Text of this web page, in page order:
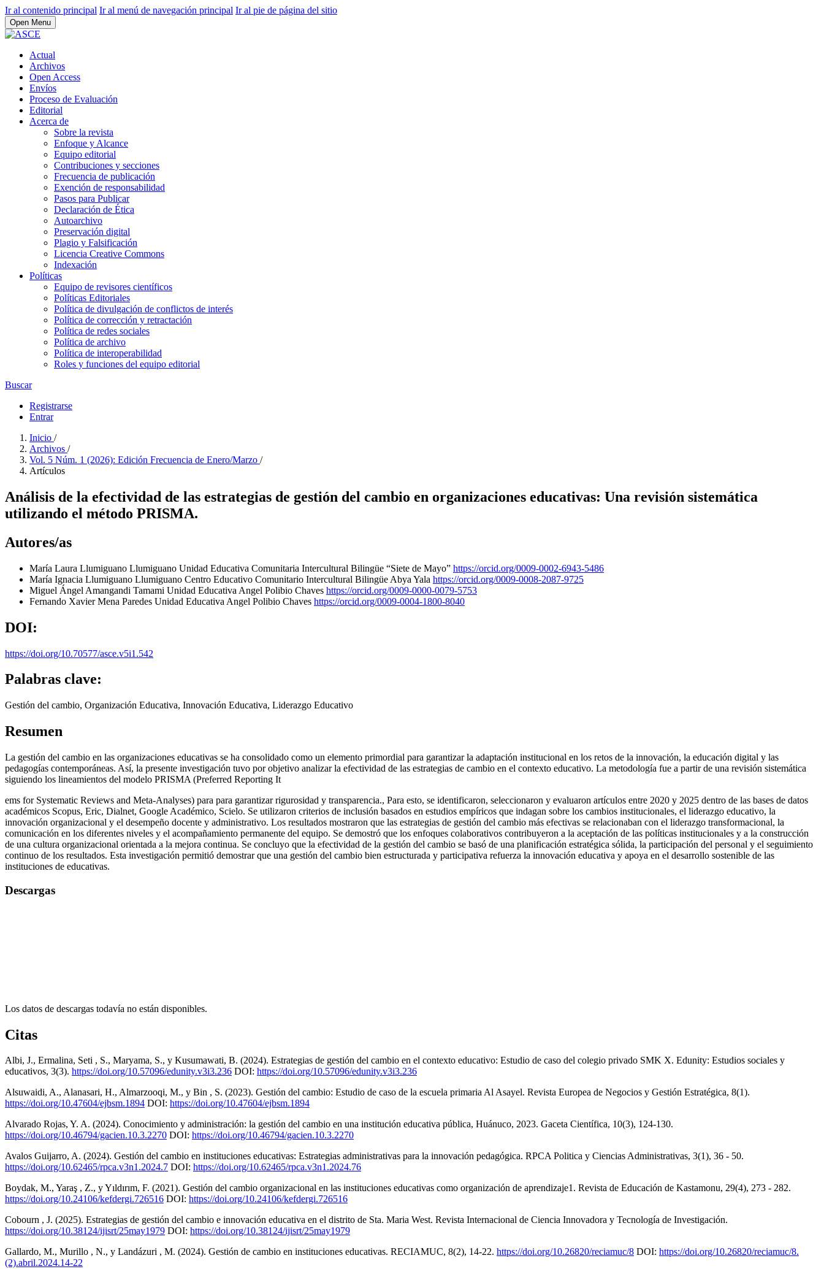
Ir al contenido principal Ir al menú de navegación principal Ir al pie de página del sitio
Open Menu
Actual
Archivos
Open Access
Envíos
Proceso de Evaluación
Editorial
Acerca de
Sobre la revista
Enfoque y Alcance
Equipo editorial
Contribuciones y secciones
Frecuencia de publicación
Exención de responsabilidad
Pasos para Publicar
Declaración de Ética
Autoarchivo
Preservación digital
Plagio y Falsificación
Licencia Creative Commons
Indexación
Políticas
Equipo de revisores científicos
Políticas Editoriales
Política de divulgación de conflictos de interés
Política de corrección y retractación
Política de redes sociales
Política de archivo
Política de interoperabilidad
Roles y funciones del equipo editorial
Buscar
Registrarse
Entrar
Inicio /
Archivos /
Vol. 5 Núm. 1 (2026): Edición Frecuencia de Enero/Marzo /
Artículos
Análisis de la efectividad de las estrategias de gestión del cambio en organizaciones educativas: Una revisión sistemática
utilizando el método PRISMA.
Autores/as
María Laura Llumiguano Llumiguano Unidad Educativa Comunitaria Intercultural Bilingüe “Siete de Mayo” https://orcid.org/0009-0002-6943-5486
María Ignacia Llumiguano Llumiguano Centro Educativo Comunitario Intercultural Bilingüe Abya Yala https://orcid.org/0009-0008-2087-9725
Miguel Ángel Amangandi Tamami Unidad Educativa Angel Polibio Chaves https://orcid.org/0009-0000-0079-5753
Fernando Xavier Mena Paredes Unidad Educativa Angel Polibio Chaves https://orcid.org/0009-0004-1800-8040
DOI:
https://doi.org/10.70577/asce.v5i1.542
Palabras clave:
Gestión del cambio, Organización Educativa, Innovación Educativa, Liderazgo Educativo
Resumen
La gestión del cambio en las organizaciones educativas se ha consolidado como un elemento primordial para garantizar la adaptación institucional en los retos de la innovación, la educación digital y las
pedagogías contemporáneas. Así, la presente investigación tuvo por objetivo analizar la efectividad de las estrategias de cambio en el contexto educativo. La metodología fue a partir de una revisión sistemática
siguiendo los lineamientos del modelo PRISMA (Preferred Reporting It
ems for Systematic Reviews and Meta-Analyses) para para garantizar rigurosidad y transparencia., Para esto, se identificaron, seleccionaron y evaluaron artículos entre 2020 y 2025 dentro de las bases de datos
académicos Scopus, Eric, Dialnet, Google Académico, Scielo. Se utilizaron criterios de inclusión basados ​​en estudios empíricos que indagan sobre los cambios institucionales, el liderazgo educativo, la
innovación organizacional y el desempeño docente y administrativo. Los resultados mostraron que las estrategias de gestión del cambio más efectivas se relacionaban con el liderazgo transformacional, la
comunicación en los diferentes niveles y el acompañamiento permanente del equipo. Se demostró que los enfoques colaborativos contribuyeron a la aceptación de las políticas institucionales y a la construcción
de una cultura organizacional orientada a la mejora continua. Se concluyo que la efectividad de la gestión del cambio se basó de una planificación estratégica sólida, la participación del personal y el seguimiento
continuo de los resultados. Esta investigación permitió demostrar que una gestión del cambio bien estructurada y participativa refuerza la innovación educativa y apoya en el desarrollo sostenible de las
instituciones de educativas.
Descargas
Los datos de descargas todavía no están disponibles.
Citas
Albi, J., Ermalina, Seti , S., Maryama, S., y Kusumawati, B. (2024). Estrategias de gestión del cambio en el contexto educativo: Estudio de caso del colegio privado SMK X. Edunity: Estudios sociales y
educativos, 3(3). https://doi.org/10.57096/edunity.v3i3.236 DOI: https://doi.org/10.57096/edunity.v3i3.236
Alsuwaidi, A., Alanasari, H., Almarzooqi, M., y Bin , S. (2023). Gestión del cambio: Estudio de caso de la escuela primaria Al Asayel. Revista Europea de Negocios y Gestión Estratégica, 8(1).
https://doi.org/10.47604/ejbsm.1894 DOI: https://doi.org/10.47604/ejbsm.1894
Alvarado Rojas, Y. A. (2024). Conocimiento y administración: la gestión del cambio en una institución educativa pública, Huánuco, 2023. Gaceta Científica, 10(3), 124-130.
https://doi.org/10.46794/gacien.10.3.2270 DOI: https://doi.org/10.46794/gacien.10.3.2270
Avalos Guijarro, A. (2024). Gestión del cambio en instituciones educativas: Estrategias administrativas para la innovación pedagógica. RPCA Politica y Ciencias Administrativas, 3(1), 36 - 50.
https://doi.org/10.62465/rpca.v3n1.2024.7 DOI: https://doi.org/10.62465/rpca.v3n1.2024.76
Boydak, M., Yaraş , Z., y Yıldırım, F. (2021). Gestión del cambio organizacional en las instituciones educativas como organización de aprendizaje1. Revista de Educación de Kastamonu, 29(4), 273 - 282.
https://doi.org/10.24106/kefdergi.726516 DOI: https://doi.org/10.24106/kefdergi.726516
Cobourn , J. (2025). Estrategias de gestión del cambio e innovación educativa en el distrito de Sta. Maria West. Revista Internacional de Ciencia Innovadora y Tecnología de Investigación.
https://doi.org/10.38124/ijisrt/25may1979 DOI: https://doi.org/10.38124/ijisrt/25may1979
Gallardo, M., Murillo , N., y Landázuri , M. (2024). Gestión de cambio en instituciones educativas. RECIAMUC, 8(2), 14-22. https://doi.org/10.26820/reciamuc/8 DOI: https://doi.org/10.26820/reciamuc/8.
(2).abril.2024.14-22